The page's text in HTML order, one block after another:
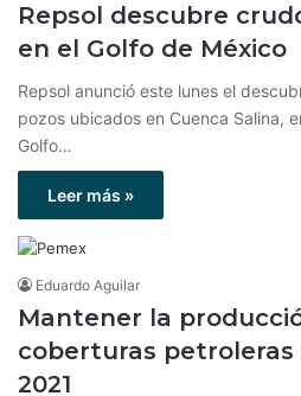
Repsol descubre
en el Golfo de México
Repsol anunció este lunes el
pozos ubicados en Cuenca Salina,
Golfo…
Leer más »
Eduardo Aguilar
Mantener la
coberturas petroleras
2021